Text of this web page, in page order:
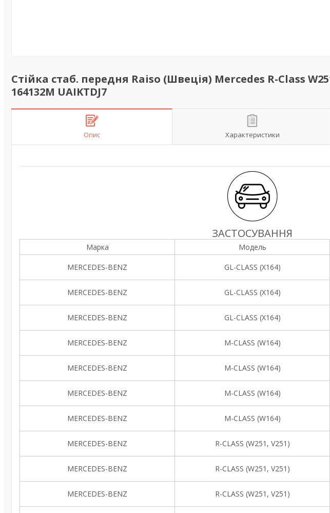
Стійка стаб. передня Raiso (Швеція) Mercedes R-Class
164132M UAIKTDJ7
Опис Характеристики
ЗАСТОСУВАННЯ
Марка Модель
MERCEDES-BENZ GL-CLASS (X164)
MERCEDES-BENZ GL-CLASS (X164)
MERCEDES-BENZ GL-CLASS (X164)
MERCEDES-BENZ M-CLASS (W164)
MERCEDES-BENZ M-CLASS (W164)
MERCEDES-BENZ M-CLASS (W164)
MERCEDES-BENZ M-CLASS (W164)
MERCEDES-BENZ R-CLASS (W251, V251)
MERCEDES-BENZ R-CLASS (W251, V251)
MERCEDES-BENZ R-CLASS (W251, V251)